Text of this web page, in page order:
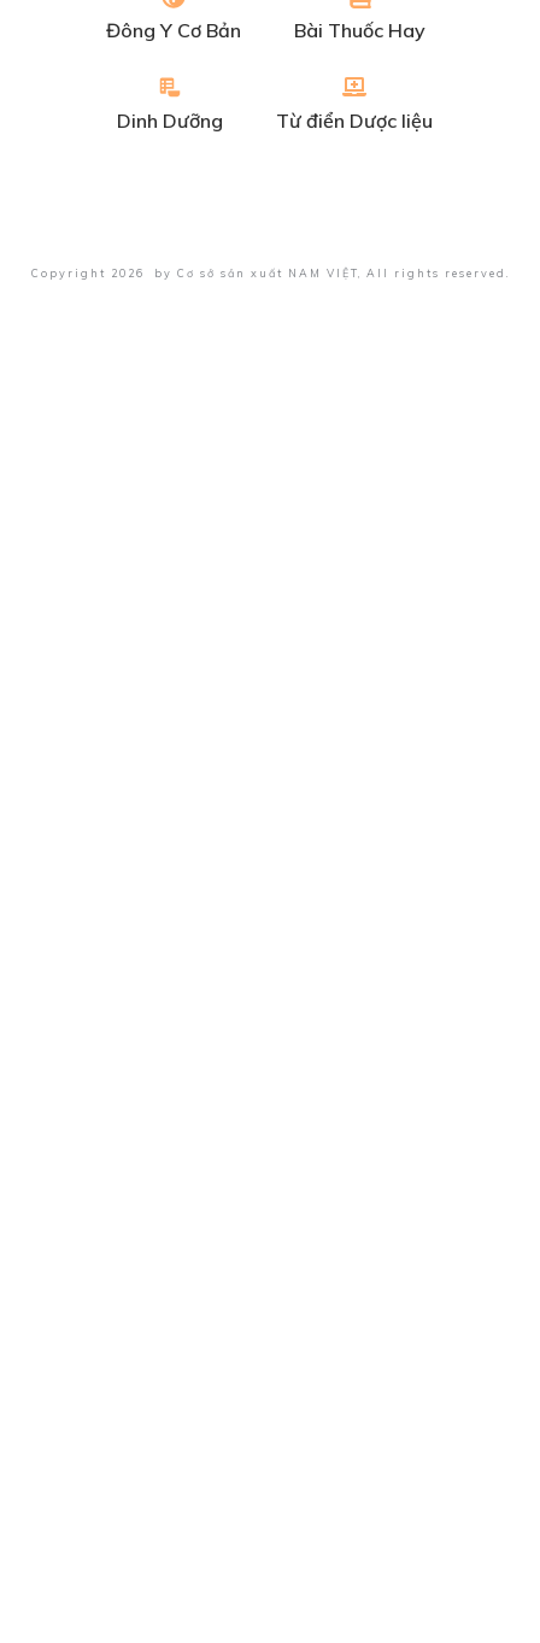
Đông Y Cơ Bản Bài Thuốc Hay
Dinh Dưỡng Từ điển Dược liệu
Copyright 2026 by Cơ sở sản xuất NAM VIỆT , All rights reserved.